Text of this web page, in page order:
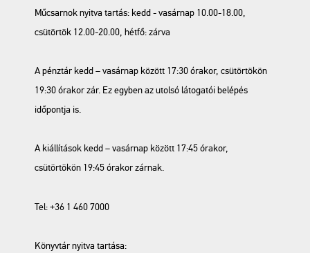
Műcsarnok nyitva tartás: kedd - vasárnap 10.00-18.00,
csütörtök 12.00-20.00, hétfő: zárva
A pénztár kedd – vasárnap között 17:30 órakor, csütörtökön
19:30 órakor zár. Ez egyben az utolsó látogatói belépés
időpontja is.
A kiállítások kedd – vasárnap között 17:45 órakor,
csütörtökön 19:45 órakor zárnak.
Tel: +36 1 460 7000
Könyvtár nyitva tartása: